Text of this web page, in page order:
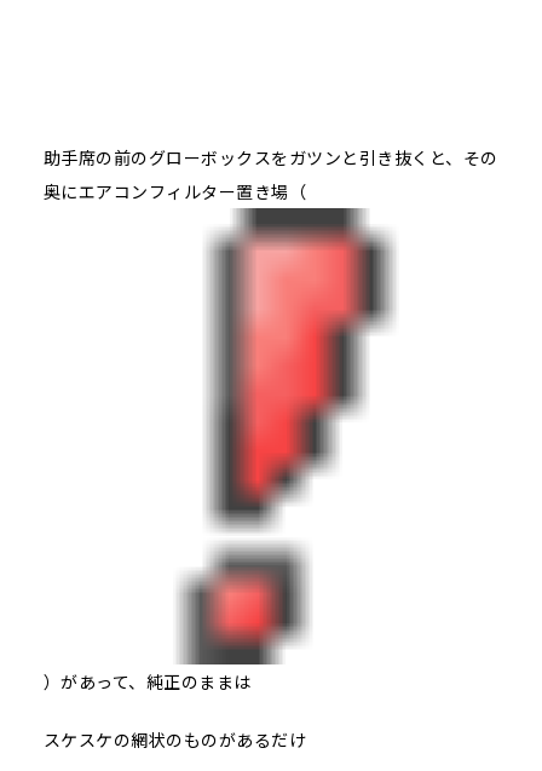
助手席の前のグローボックスをガツンと引き抜くと、その
奥にエアコンフィルター置き場（
）があって、純正のままは
スケスケの網状のものがあるだけ